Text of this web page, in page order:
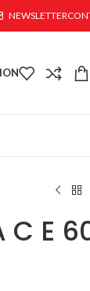
NEWSLETTER
C E